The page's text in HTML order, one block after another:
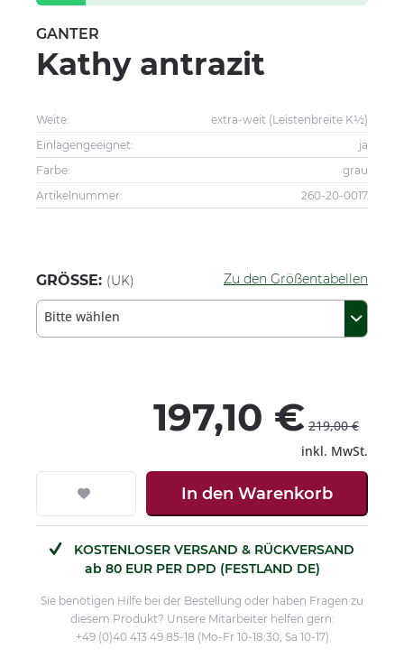
GANTER
Kathy antrazit
Weite:
extra-weit (Leistenbreite K½)
Einlagengeeignet:
ja
Farbe:
grau
Artikelnummer:
260-20-0017
GRÖSSE: (UK) Zu den Größentabellen
Bitte wählen
197,10 € 219,00 €
inkl. MwSt.
In den Warenkorb
KOSTENLOSER VERSAND & RÜCKVERSAND
ab 80 EUR PER DPD (FESTLAND DE)
Sie benötigen Hilfe bei der Bestellung oder haben Fragen zu
diesem Produkt? Unsere Mitarbeiter helfen gern:
+49 (0)40 413 49 85-18 (Mo-Fr 10-18:30, Sa 10-17)